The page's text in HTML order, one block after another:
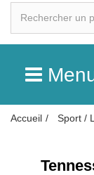
Accueil Sport /